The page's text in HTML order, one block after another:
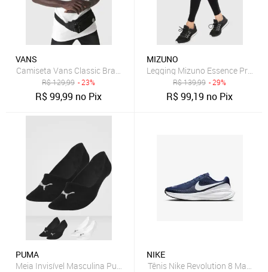
VANS
Camiseta Vans Classic Branca
R$129,99 - 23%
R$99,99 no Pix
MIZUNO
Legging Mizuno Essence Preta
R$139,99 - 29%
R$99,19 no Pix
PUMA
Meia Invisível Masculina Puma Kit 2 Pares Preta
NIKE
Tênis Nike Revolution 8